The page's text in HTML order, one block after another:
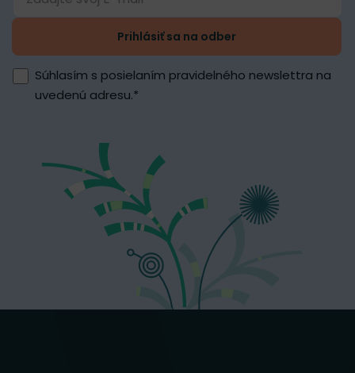
Prihlásiť sa na odber
Súhlasím s posielaním pravidelného newslettra na
uvedenú adresu.*